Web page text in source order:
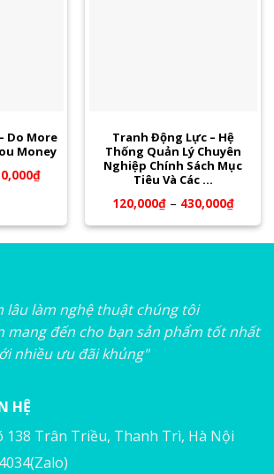
Do More
Money
₫
Tranh Động Lực – Hệ
Thống Quản Lý Chuyên
Nghiệp Chính Sách Mục
Tiêu Và Các …
120,000₫– 430,000₫
lâu làm nghệ thuật chúng tôi
mang đến cho bạn sản phẩm tốt nhất
nhiều ưu đãi khủng"
HỆ
138 Trân Triều, Thanh Trì, Hà Nội